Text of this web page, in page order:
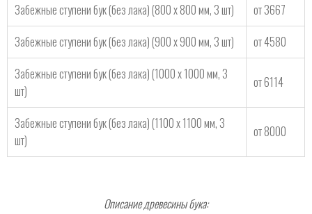
Забежные ступени бук (без лака) (800 х 800 мм, 3 шт)
от 3667
Забежные ступени бук (без лака) (900 х 900 мм, 3 шт)
от 4580
Забежные ступени бук (без лака) (1000 х 1000 мм, 3
шт)
от 6114
Забежные ступени бук (без лака) (1100 х 1100 мм, 3
шт)
от 8000
Описание древесины бука: